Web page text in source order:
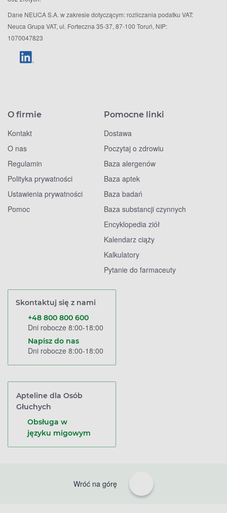
Dane NEUCA S.A. w zakresie dotyczącym: rozliczania podatku VAT:
Neuca Grupa VAT, ul. Forteczna 35-37, 87-100 Toruń, NIP:
1070047823
O firmie
Kontakt
O nas
Regulamin
Polityka prywatności
Ustawienia prywatności
Pomoc
Pomocne linki
Dostawa
Poczytaj o zdrowiu
Baza alergenów
Baza aptek
Baza badań
Baza substancji czynnych
Encyklopedia ziół
Kalendarz ciąży
Kalkulatory
Pytanie do farmaceuty
Skontaktuj się z nami
+48 800 800 600
Dni robocze 8:00-18:00
Napisz do nas
Dni robocze 8:00-18:00
Apteline dla Osób
Głuchych
Obsługa w
języku migowym
Wróć na górę